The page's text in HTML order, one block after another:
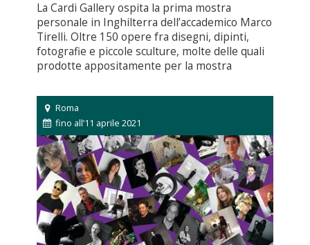
La Cardi Gallery ospita la prima mostra
personale in Inghilterra dell’accademico Marco
Tirelli. Oltre 150 opere fra disegni, dipinti,
fotografie e piccole sculture, molte delle quali
prodotte appositamente per la mostra
Roma
fino all’11 aprile 2021